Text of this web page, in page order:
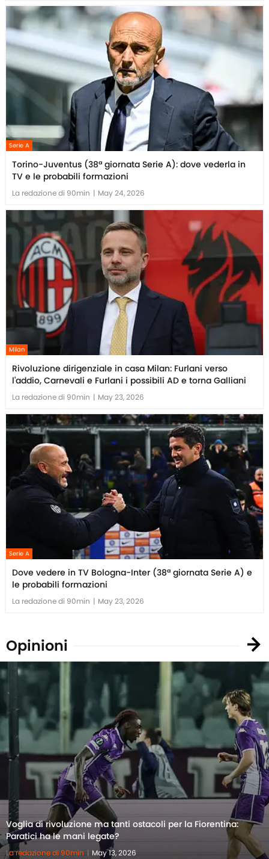
Serie A
Torino-Juventus (38ª giornata Serie A): dove vederla in
TV e le probabili formazioni
La redazione di 90min | May 24, 2026
Milan
Rivoluzione dirigenziale in casa Milan: Furlani verso
l'addio, Carnevali e Furlani i possibili AD e torna Galliani
La redazione di 90min | May 23, 2026
Serie A
Dove vedere in TV Bologna-Inter (38ª giornata Serie A) e
le probabili formazioni
La redazione di 90min | May 23, 2026
Opinioni
Voglia di rivoluzione ma tanti ostacoli per la Fiorentina:
Paratici ha le mani legate?
La redazione di 90min | May 13, 2026